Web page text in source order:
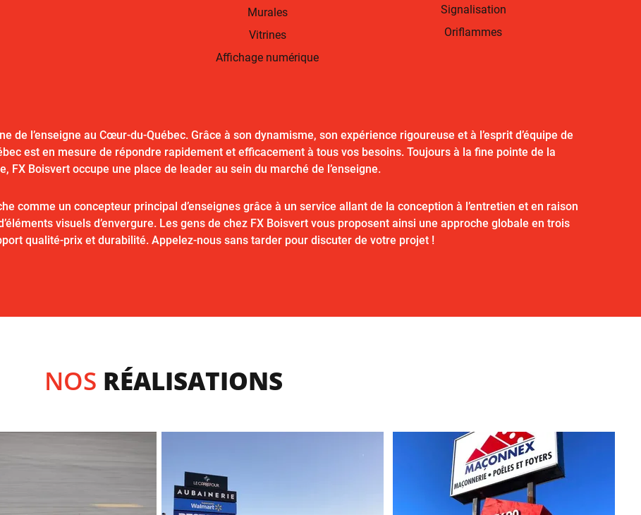
Murales
Vitrines
Affichage numérique
Signalisation
Oriflammes
de l’enseigne au Cœur-du-Québec. Grâce à son dynamisme, son expérience rigoureuse et à l’esprit d’équipe de
est en mesure de répondre rapidement et efficacement à tous vos besoins. Toujours à la fine pointe de la
FX Boisvert occupe une place de leader au sein du marché de l’enseigne.
comme un concepteur principal d’enseignes grâce à un service allant de la conception à l’entretien et en raison
visuels d’envergure. Les gens de chez FX Boisvert vous proposent ainsi une approche globale en trois
qualité-prix et durabilité. Appelez-nous sans tarder pour discuter de votre projet !
NOS RÉALISATIONS